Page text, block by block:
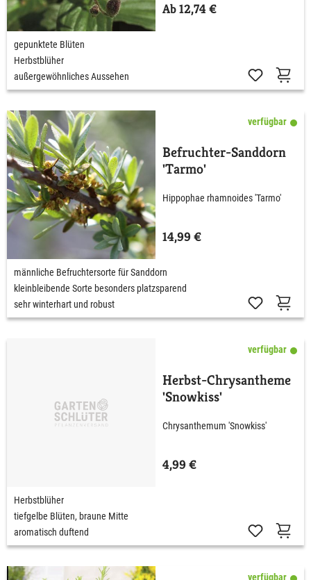
Ab 12,74 €
gepunktete Blüten
Herbstblüher
außergewöhnliches Aussehen
verfügbar
Befruchter-Sanddorn
'Tarmo'
Hippophae rhamnoides 'Tarmo'
14,99 €
männliche Befruchtersorte für Sanddorn
kleinbleibende Sorte besonders platzsparend
sehr winterhart und robust
verfügbar
Herbst-Chrysantheme
'Snowkiss'
Chrysanthemum 'Snowkiss'
4,99 €
Herbstblüher
tiefgelbe Blüten, braune Mitte
aromatisch duftend
verfügbar